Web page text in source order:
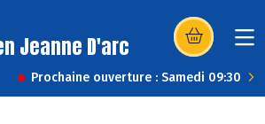
Jeanne D'arc (s’ouvre dans
Prochaine ouverture : Samedi 09:30